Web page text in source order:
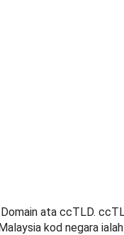
ata ccTLD.
kod negara